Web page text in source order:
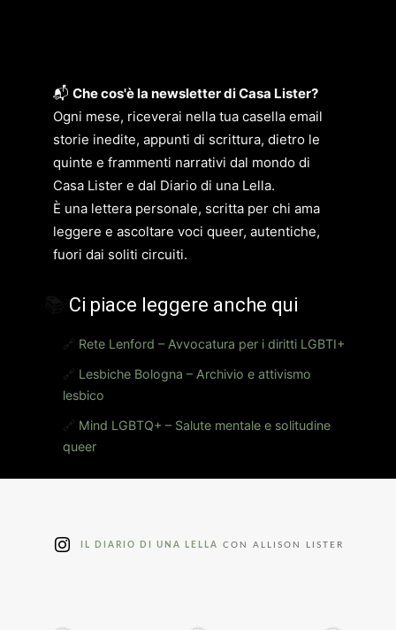
📬 Che cos'è la newsletter di Casa Lister?
Ogni mese, riceverai nella tua casella email
storie inedite, appunti di scrittura, dietro le
quinte e frammenti narrativi dal mondo di
Casa Lister e dal Diario di una Lella.
È una lettera personale, scritta per chi ama
leggere e ascoltare voci queer, autentiche,
fuori dai soliti circuiti.
Ci piace leggere anche qui
🔗 Rete Lenford – Avvocatura per i diritti LGBTI+
🔗 Lesbiche Bologna – Archivio e attivismo
lesbico
🔗 Mind LGBTQ+ – Salute mentale e solitudine
queer
IL DIARIO DI UNA LELLA CON ALLISON LISTER